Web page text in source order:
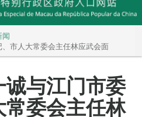
闻
市人大常委会主任林应武会面
与江门市委
委会主任林